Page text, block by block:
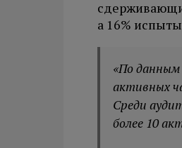
а 16%
«По данным
активных
Среди
более 10